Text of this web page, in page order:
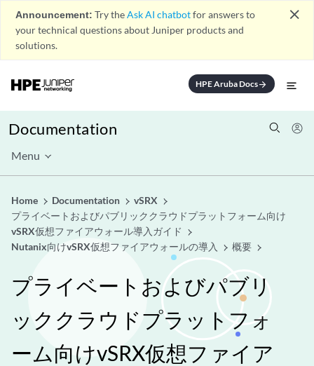
Announcement: Try theAsk AI chatbotfor answers to
your technical questions about Juniper products and
solutions.
close
HPE Aruba Docsarrow_forward
Documentation
Menu
Home Documentation
vSRX
プライベートおよびパブリッククラウドプラットフォーム向け
vSRX仮想ファイアウォール導入ガイド
Nutanix向けvSRX仮想ファイアウォールの導入
概要
プライベートおよびパブリ
ッククラウドプラットフォ
ーム向けvSRX仮想ファイア